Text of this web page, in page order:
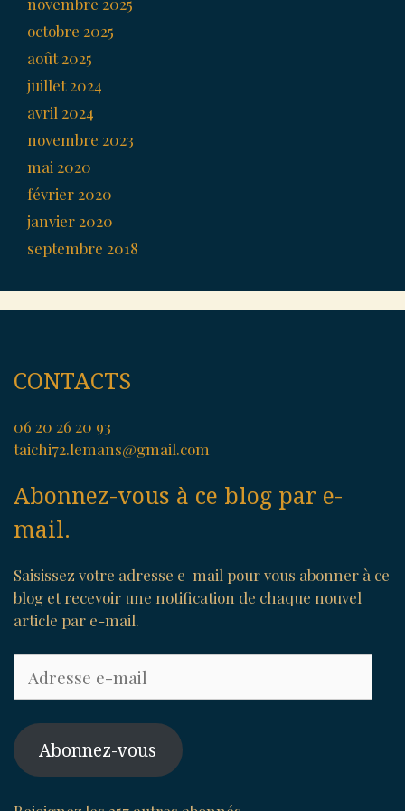
octobre 2025
août 2025
juillet 2024
avril 2024
novembre 2023
mai 2020
février 2020
janvier 2020
septembre 2018
CONTACTS
06 20 26 20 93
taichi72.lemans@gmail.com
Abonnez-vous à ce blog par e-
mail.
Saisissez votre adresse e-mail pour vous abonner à ce
blog et recevoir une notification de chaque nouvel
article par e-mail.
Abonnez-vous